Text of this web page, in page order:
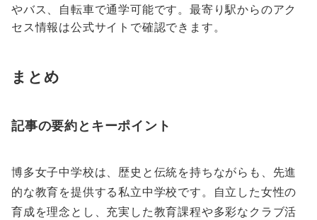
やバス、自転車で通学可能です。最寄り駅からのアク
セス情報は公式サイトで確認できます。
まとめ
記事の要約とキーポイント
博多女子中学校は、歴史と伝統を持ちながらも、先進
的な教育を提供する私立中学校です。自立した女性の
育成を理念とし、充実した教育課程や多彩なクラブ活